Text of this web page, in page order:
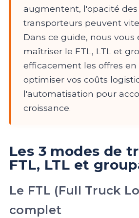
augmentent, l'opacité
transporteurs peuvent
Dans ce guide, nous
maîtriser le FTL, LTL et
efficacement les offres en
optimiser vos coûts
l'automatisation pour
croissance.
Les 3 modes de
FTL, LTL et
Le FTL (Full Truck
complet